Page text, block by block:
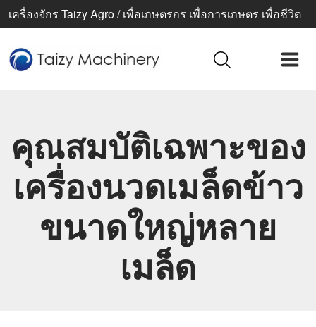
เครื่องจักร Taizy Agro / เพื่อเกษตรกร เพื่อการเกษตร เพื่อชีวิต
คุณสมบัติเฉพาะของ
เครื่องนวดเมล็ดข้าว
ขนาดใหญ่หลาย
เมล็ด